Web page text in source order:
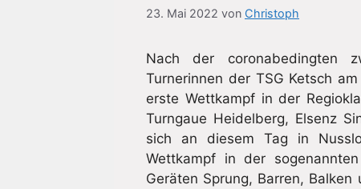
23. Mai 2022 von Christoph
Nach der coronabedingten
Turnerinnen der TSG Ketsch
erste Wettkampf in der
Turngaue Heidelberg, Elsenz
sich an diesem Tag in
Wettkampf in der
Geräten Sprung, Barren,